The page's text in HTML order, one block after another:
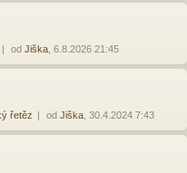
od Jiška , 6.8.2026 21:45
řetěz od Jiška , 30.4.2024 7:43